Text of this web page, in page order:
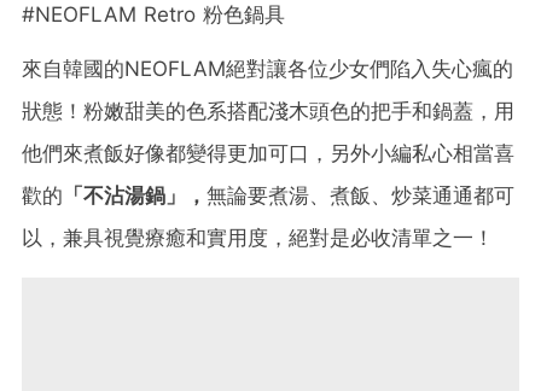
#NEOFLAM Retro 粉色鍋具
來自韓國的NEOFLAM絕對讓各位少女們陷入失心瘋的
狀態！粉嫩甜美的色系搭配淺木頭色的把手和鍋蓋，用
他們來煮飯好像都變得更加可口，另外小編私心相當喜
歡的 「不沾湯鍋」， 無論要煮湯、煮飯、炒菜通通都可
以，兼具視覺療癒和實用度，絕對是必收清單之一！